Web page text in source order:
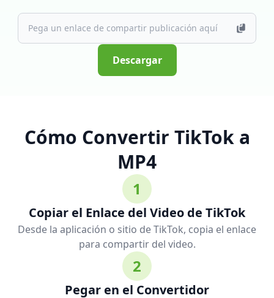
Descargar
Cómo Convertir TikTok a
MP4
1
Copiar el Enlace del Video de TikTok
Desde la aplicación o sitio de TikTok, copia el enlace
para compartir del video.
2
Pegar en el Convertidor